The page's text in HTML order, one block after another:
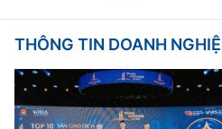
THÔNG TIN DOANH